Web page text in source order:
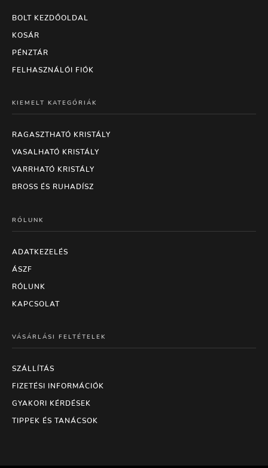
BOLT KEZDŐOLDAL
KOSÁR
PÉNZTÁR
FELHASZNÁLÓI FIÓK
KIEMELT KATEGÓRIÁK
RAGASZTHATÓ KRISTÁLY
VASALHATÓ KRISTÁLY
VARRHATÓ KRISTÁLY
BROSS ÉS RUHADÍSZ
RÓLUNK
ADATKEZELÉS
ÁSZF
RÓLUNK
KAPCSOLAT
VÁSÁRLÁSI FELTÉTELEK
SZÁLLÍTÁS
FIZETÉSI INFORMÁCIÓK
GYAKORI KÉRDÉSEK
TIPPEK ÉS TANÁCSOK